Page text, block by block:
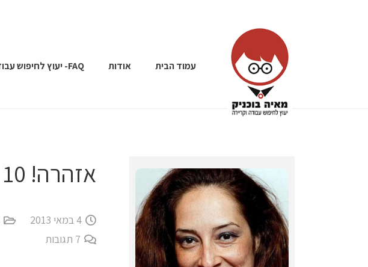
עמוד הבית אודות FAQ- יעוץ לחיפוש עבודה וקריירה בהייטק
אזהרה! 10 הסיבות שבגללן לא תצלחו ראיון עבודה
4 במאי 2013
7 תגובות